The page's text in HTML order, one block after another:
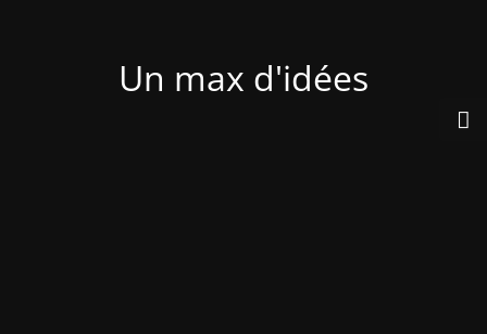
Un max d'idées